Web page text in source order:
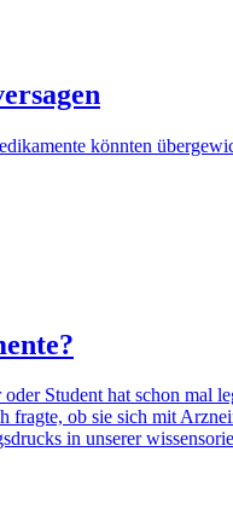
könnten
Student hat schon mal
ob sie sich mit
in unserer